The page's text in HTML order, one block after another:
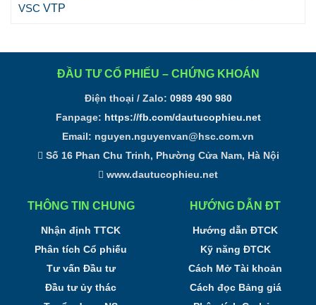
VSC VTP
ĐẦU TƯ CỔ PHIẾU – CHỨNG KHOÁN
Điện thoại / Zalo: 0989 490 980
Fanpage: https://fb.com/dautucophieu.net
Email: nguyen.nguyenvan@hsc.com.vn
Số 16 Phan Chu Trinh, Phường Cửa Nam, Hà Nội
www.dautucophieu.net
THÔNG TIN CHUNG
Nhận định TTCK
Phân tích Cổ phiếu
Tư vấn Đầu tư
Đầu tư ủy thác
HƯỚNG DẪN ĐT
Hướng dẫn ĐTCK
Kỹ năng ĐTCK
Cách Mở Tài khoản
Cách đọc Bảng giá